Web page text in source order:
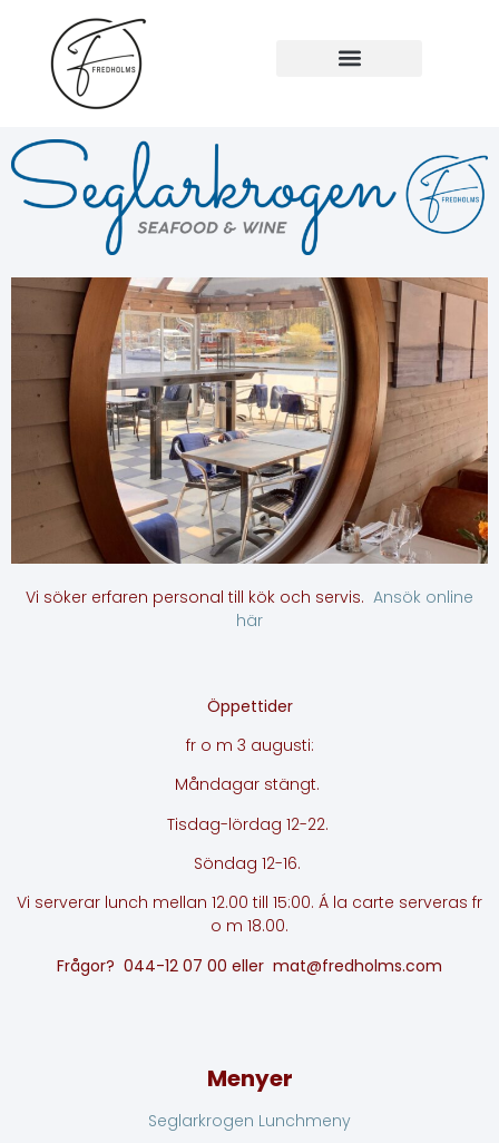
Vi söker erfaren personal till kök och servis. Ansök online
här
Öppettider
fr o m 3 augusti:
Måndagar stängt.
Tisdag-lördag 12-22.
Söndag 12-16.
Vi serverar lunch mellan 12.00 till 15:00. Á la carte serveras fr
o m 18.00.
Frågor? 044-12 07 00 eller mat@fredholms.com
Menyer
Seglarkrogen Lunchmeny